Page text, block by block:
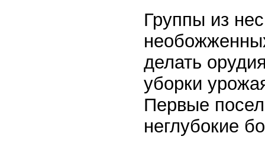
Группы из
делать
уборки
Первые
неглубокие